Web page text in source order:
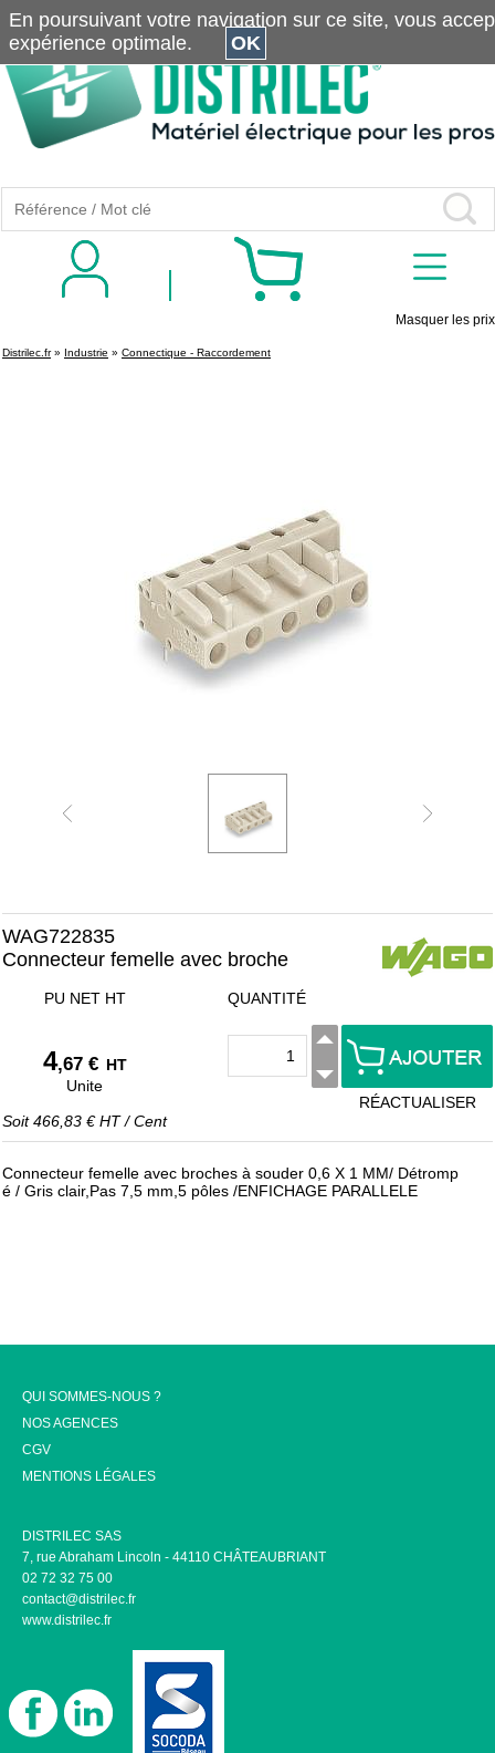
Masquer les prix
Distrilec.fr» Industrie » Connectique - Raccordement
WAG722835
Connecteur femelle avec broche
PU NET HT
4,67 € HT
Unite
Soit466,83 € HT/Cent
QUANTITÉ
RÉACTUALISER
Connecteur femelle avec broches à souder 0,6 X 1 MM/ Détromp
é / Gris clair,Pas 7,5 mm,5 pôles /ENFICHAGE PARALLELE
QUI SOMMES-NOUS ?
NOS AGENCES
CGV
MENTIONS LÉGALES
DISTRILEC SAS
7, rue Abraham Lincoln - 44110 CHÂTEAUBRIANT
02 72 32 75 00
contact@distrilec.fr
www.distrilec.fr
En poursuivant votre navigation sur ce site, vous
expérience optimale.
OK